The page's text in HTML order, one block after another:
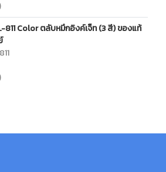
811 Color ตลับหมึกอิงค์เจ็ท (3 สี) ของแท้